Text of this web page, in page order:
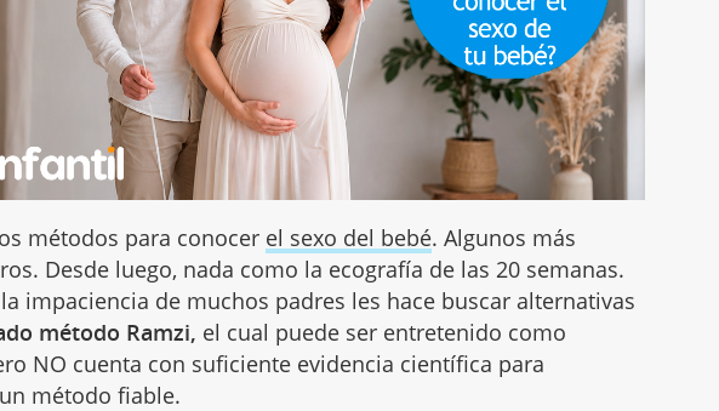
métodos para conocer el sexo del bebé. Algunos más
Desde luego, nada como la ecografía de las 20 semanas.
impaciencia de muchos padres les hace buscar alternativas
método Ramzi, el cual puede ser entretenido como
NO cuenta con suficiente evidencia científica para
método fiable.